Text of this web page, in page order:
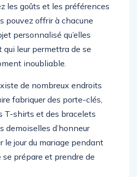
les goûts et les préférences
pouvez offrir à chacune
personnalisé qu’elles
qui leur permettra de se
inoubliable.
de nombreux endroits
fabriquer des porte-clés,
T-shirts et des bracelets
demoiselles d’honneur
le jour du mariage pendant
prépare et prendre de